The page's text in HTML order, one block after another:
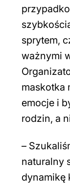
sprytem,
ważnymi
maskotka
emocje i
rodzin, a
–
naturalny
dynamikę